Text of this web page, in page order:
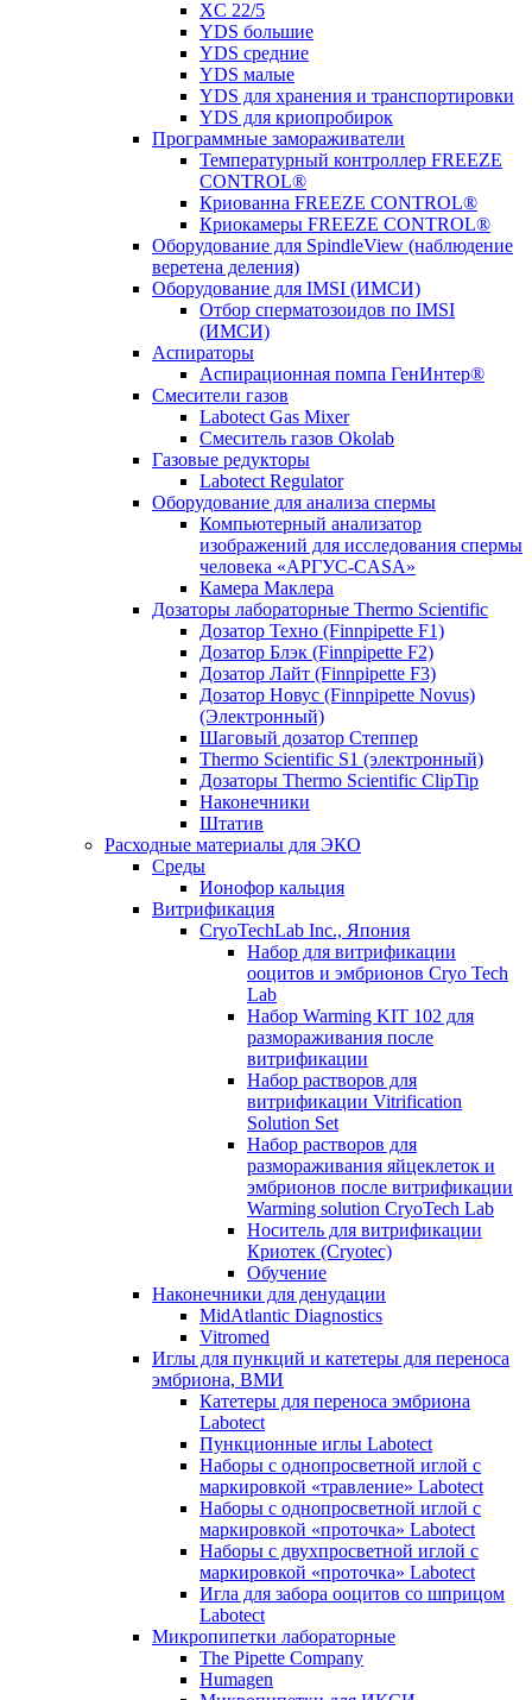
XC 22/5
YDS большие
YDS средние
YDS малые
YDS для хранения и транспортировки
YDS для криопробирок
Программные замораживатели
Температурный контроллер FREEZE
CONTROL®
Криованна FREEZE CONTROL®
Криокамеры FREEZE CONTROL®
Оборудование для SpindleView (наблюдение
веретена деления)
Оборудование для IMSI (ИМСИ)
Отбор сперматозоидов по IMSI
(ИМСИ)
Аспираторы
Аспирационная помпа ГенИнтер®
Смесители газов
Labotect Gas Mixer
Смеситель газов Okolab
Газовые редукторы
Labotect Regulator
Оборудование для анализа спермы
Компьютерный анализатор
изображений для исследования спермы
человека «АРГУС-CASA»
Камера Маклера
Дозаторы лабораторные Thermo Scientific
Дозатор Техно (Finnpipette F1)
Дозатор Блэк (Finnpipette F2)
Дозатор Лайт (Finnpipette F3)
Дозатор Новус (Finnpipette Novus)
(Электронный)
Шаговый дозатор Степпер
Thermo Scientific S1 (электронный)
Дозаторы Thermo Scientific ClipTip
Наконечники
Штатив
Расходные материалы для ЭКО
Среды
Ионофор кальция
Витрификация
CryoTechLab Inc., Япония
Набор для витрификации
ооцитов и эмбрионов Cryo Tech
Lab
Набор Warming KIT 102 для
размораживания после
витрификации
Набор растворов для
витрификации Vitrification
Solution Set
Набор растворов для
размораживания яйцеклеток и
эмбрионов после витрификации
Warming solution CryoTech Lab
Носитель для витрификации
Криотек (Cryotec)
Обучение
Наконечники для денудации
MidAtlantic Diagnostics
Vitromed
Иглы для пункций и катетеры для переноса
эмбриона, ВМИ
Катетеры для переноса эмбриона
Labotect
Пункционные иглы Labotect
Наборы с однопросветной иглой с
маркировкой «травление» Labotect
Наборы с однопросветной иглой с
маркировкой «проточка» Labotect
Наборы с двухпросветной иглой с
маркировкой «проточка» Labotect
Игла для забора ооцитов со шприцом
Labotect
Микропипетки лабораторные
The Pipette Company
Humagen